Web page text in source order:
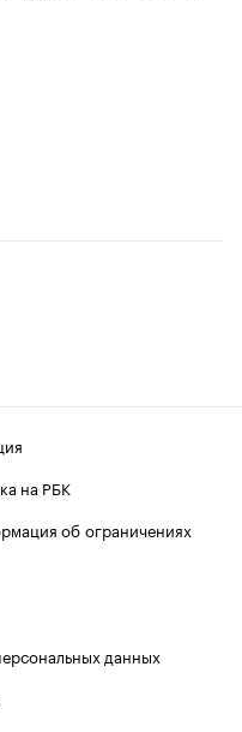
на РБК
об ограничениях
данных